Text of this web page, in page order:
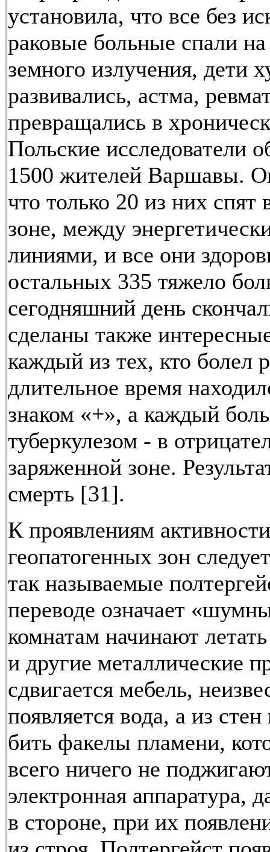
установила, что все без
раковые больные спали
земного излучения, дети
развивались, астма,
превращались в
Польские исследователи
1500 жителей Варшавы.
что только 20 из них спят
зоне, между
линиями, и все они
остальных 335 тяжело
сегодняшний день
сделаны также
каждый из тех, кто болел
длительное время
знаком «+», а каждый
туберкулезом - в
заряженной зоне.
смерть [31].
К проявлениям активности
геопатогенных зон
так называемые
переводе означает
комнатам начинают
и другие металлические
сдвигается мебель,
появляется вода, а из
бить факелы пламени,
всего ничего не
электронная аппаратура,
в стороне, при их